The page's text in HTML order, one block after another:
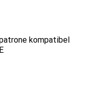
kompatibel